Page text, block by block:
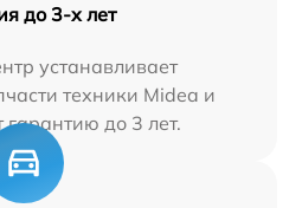
до 3-х лет
устанавливает
техники Midea и
гарантию до 3 лет.